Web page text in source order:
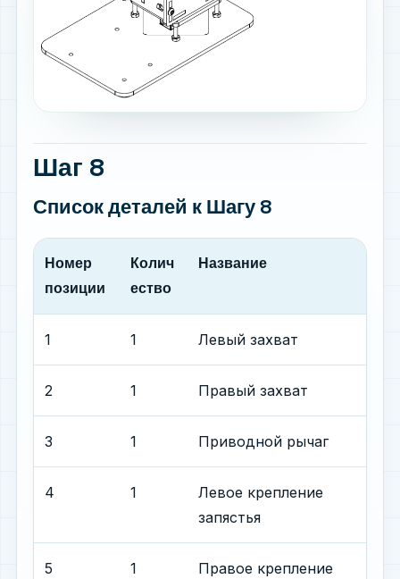
Шаг 8
Список деталей к Шагу 8
Номер
позиции
Колич
ество
Название
1 1 Левый захват
2 1 Правый захват
3 1 Приводной рычаг
4 1
Левое крепление
запястья
5 1
Правое крепление